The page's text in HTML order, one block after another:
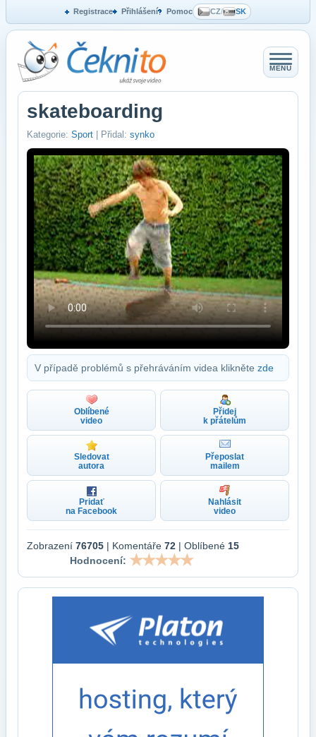
Registrace Přihlášení Pomoc CZ/ SK
MENU
skateboarding
Kategorie: Sport | Přidal: synko
V případě problémů s přehráváním videa klikněte zde
Oblíbené
video
Přidej
k přátelům
Sledovat
autora
Přeposlat
mailem
Pridať
na Facebook
Nahlásit
video
Zobrazení 76705 | Komentáře 72 | Oblíbené 15
Hodnocení: